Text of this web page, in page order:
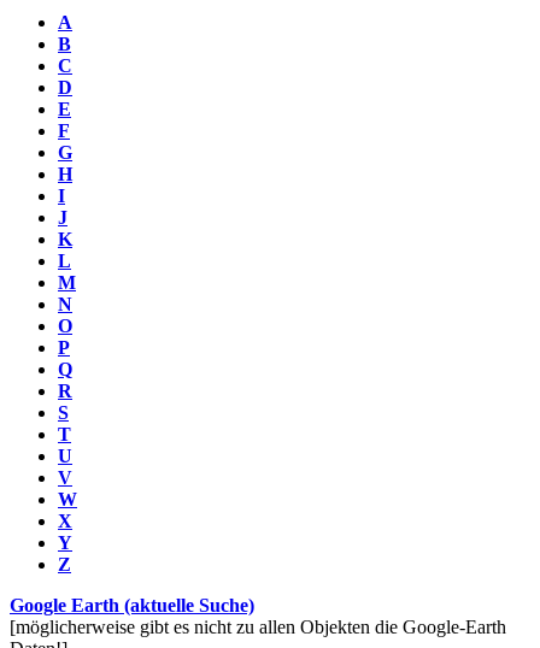
A
B
C
D
E
F
G
H
I
J
K
L
M
N
O
P
Q
R
S
T
U
V
W
X
Y
Z
Google Earth (aktuelle Suche)
[möglicherweise gibt es nicht zu allen Objekten die Google-Earth